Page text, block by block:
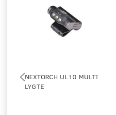
NEXTORCH UL10 MULTI
LYGTE